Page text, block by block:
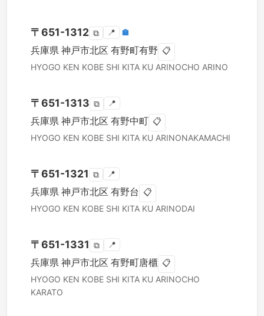
〒651-1312 ⧉ 📍 🏣
兵庫県 神戸市北区 有野町有野 📋
HYOGO KEN KOBE SHI KITA KU ARINOCHO ARINO
〒651-1313 ⧉ 📍
兵庫県 神戸市北区 有野中町 📋
HYOGO KEN KOBE SHI KITA KU ARINONAKAMACHI
〒651-1321 ⧉ 📍
兵庫県 神戸市北区 有野台 📋
HYOGO KEN KOBE SHI KITA KU ARINODAI
〒651-1331 ⧉ 📍
兵庫県 神戸市北区 有野町唐櫃 📋
HYOGO KEN KOBE SHI KITA KU ARINOCHO
KARATO